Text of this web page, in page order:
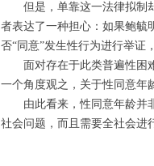
但是，单靠这一法律拟制
者表达了一种担心：如果鲍毓
否“同意”发生性行为进行举证
面对存在于此类普遍性困
一个角度观之，关于性同意年
由此看来，性同意年龄并
社会问题，而且需要全社会进